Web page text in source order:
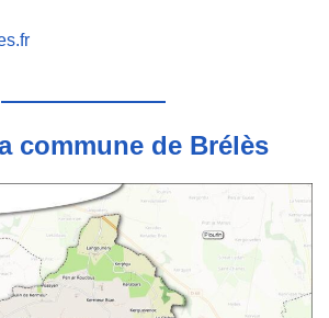
commune de Brélès